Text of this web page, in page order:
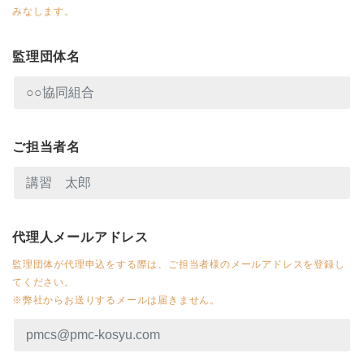
みなします。
監理団体名
ご担当者名
代理人メールアドレス
監理団体が代理申込をする際は、ご担当者様のメールアドレスを登録し
てください。
※弊社からお送りするメールは届きません。